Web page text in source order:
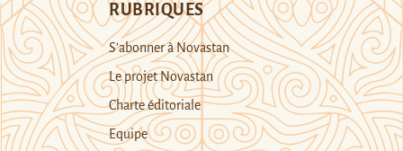
RUBRIQUES
S’abonner à Novastan
Le projet Novastan
Charte éditoriale
Equipe